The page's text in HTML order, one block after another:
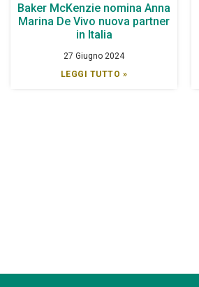
Baker McKenzie nomina Anna
Marina De Vivo nuova partner
in Italia
27 Giugno 2024
LEGGI TUTTO »